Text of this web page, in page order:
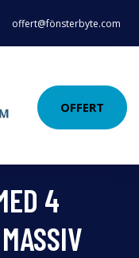
offert@fönsterbyte.com
OFFERT
4